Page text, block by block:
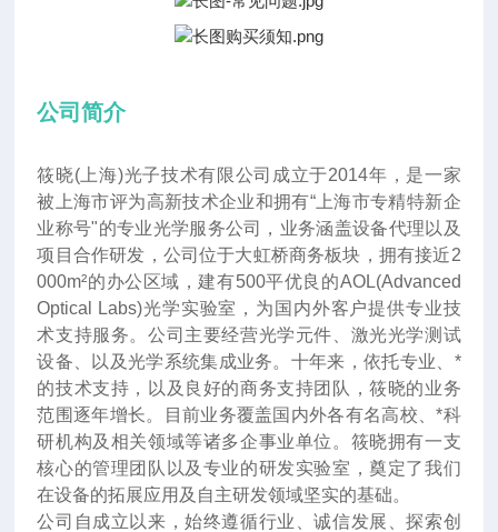
公司简介
筱晓(上海)光子技术有限公司成立于2014年 ， 是一家
被上海市评为高新技术企业和拥有“上海市专精特新企
业称号"的专业光学服务公司，业务涵盖设备代理以及
项目合作研发，公司位于大虹桥商务板块，拥有接近2
000m²的办公区域，建有500平优良的AOL(Advanced
Optical Labs)光学实验室，为国内外客户提供专业技
术支持服务。公司主要经营光学元件、激光光学测试
设备、以及光学系统集成业务。十年来 ，依托专业、*
的技术支持，以及良好的商务支持团队，筱晓的业务
范围逐年增长。目前业务覆盖国内外各有名高校、*科
研机构及相关领域等诸多企事业单位。筱晓拥有一支
核心的管理团队以及专业的研发实验室，奠定了我们
在设备的拓展应用及自主研发领域坚实的基础。
公司自成立以来，始终遵循行业、诚信发展、探索创